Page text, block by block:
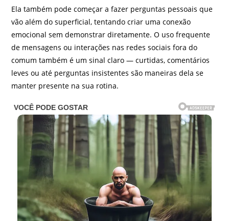
Ela também pode começar a fazer perguntas pessoais que
vão além do superficial, tentando criar uma conexão
emocional sem demonstrar diretamente. O uso frequente
de mensagens ou interações nas redes sociais fora do
comum também é um sinal claro — curtidas, comentários
leves ou até perguntas insistentes são maneiras dela se
manter presente na sua rotina.